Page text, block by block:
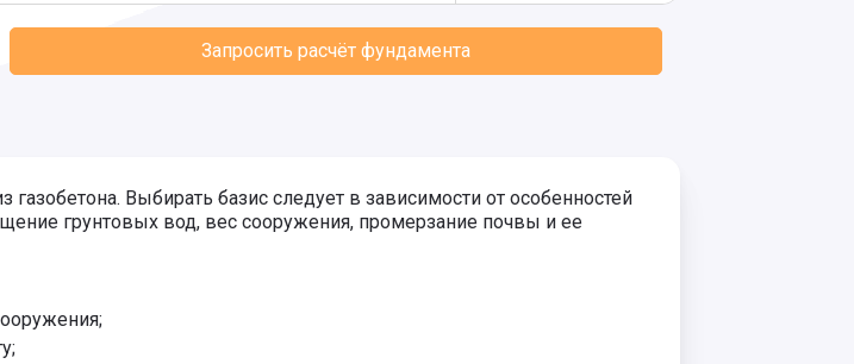
Запросить расчёт фундамента
Выбирать базис следует в зависимости от особенностей
грунтовых вод, вес сооружения, промерзание почвы и ее